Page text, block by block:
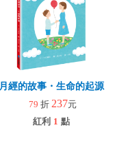
月經的故事・生命的起源
79 折 237元
紅利 1 點